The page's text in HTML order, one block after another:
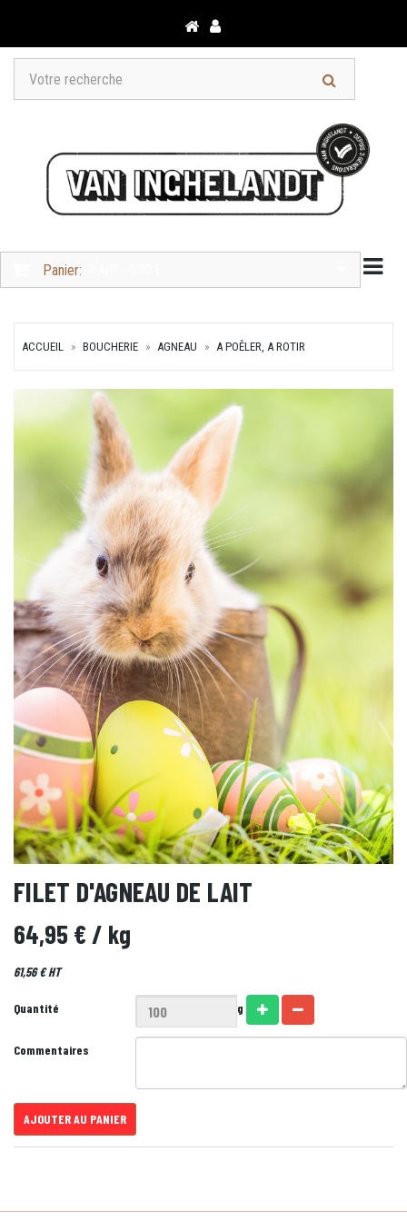
Panier:
ACCUEIL BOUCHERIE AGNEAU A POÊLER, A ROTIR
FILET D'AGNEAU DE LAIT
64,95 €/ kg
61,56 € HT
Quantité g
Commentaires
AJOUTER AU PANIER